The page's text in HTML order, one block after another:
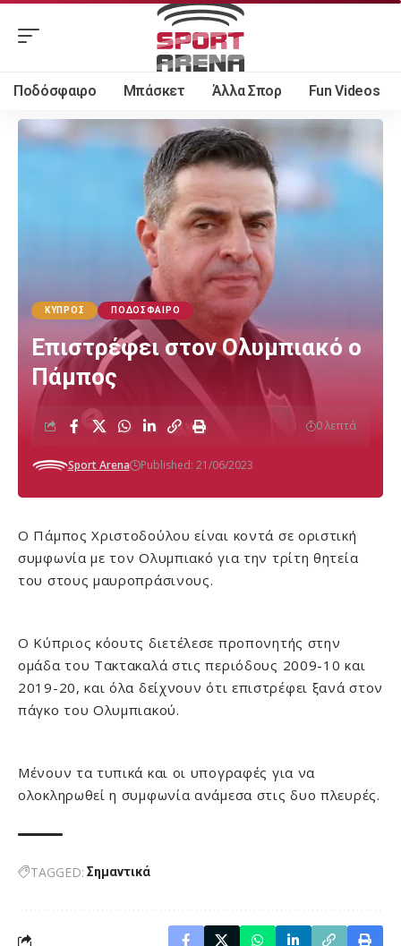
Ποδόσφαιρο Μπάσκετ Άλλα Σπορ Fun Videos
ΚΎΠΡΟΣ ΠΟΔΌΣΦΑΙΡΟ
Επιστρέφει στον Ολυμπιακό ο
Πάμπος
Sport Arena Published: 21/06/2023
0 λεπτά
Ο Πάμπος Χριστοδούλου είναι κοντά σε οριστική
συμφωνία με τον Ολυμπιακό για την τρίτη θητεία
του στους μαυροπράσινους.
Ο Κύπριος κόουτς διετέλεσε προπονητής στην
ομάδα του Τακτακαλά στις περιόδους 2009-10 και
2019-20, και όλα δείχνουν ότι επιστρέφει ξανά στον
πάγκο του Ολυμπιακού.
Μένουν τα τυπικά και οι υπογραφές για να
ολοκληρωθεί η συμφωνία ανάμεσα στις δυο πλευρές.
TAGGED: Σημαντικά